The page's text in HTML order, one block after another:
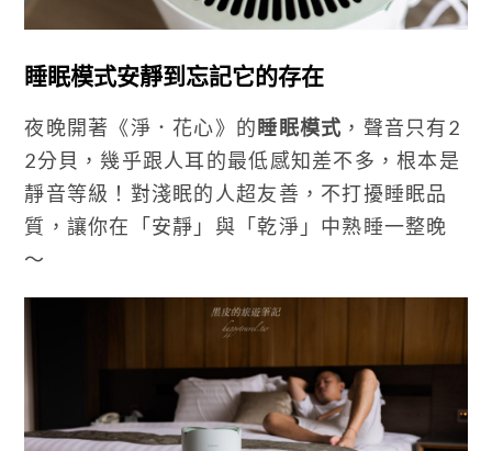
睡眠模式安靜到忘記它的存在
夜晚開著《淨．花心》的 睡眠模式 ，聲音只有2
2分貝，幾乎跟人耳的最低感知差不多，根本是
靜音等級！對淺眠的人超友善，不打擾睡眠品
質，讓你在「安靜」與「乾淨」中熟睡一整晚
～